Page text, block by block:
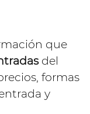
que
del
formas
y